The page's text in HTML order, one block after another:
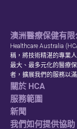
澳洲醫療保健有限
Healthcare Australia
稱，將技術精湛的專業
最大、最多元化的醫療
者，擴展我們的服務以
關於 HCA
服務範圍
新聞
我們如何提供協助